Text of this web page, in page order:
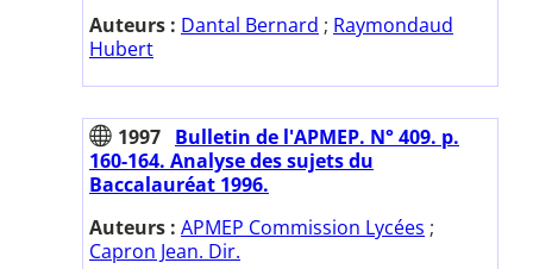
Auteurs : Dantal Bernard ; Raymondaud
Hubert
1997 Bulletin de l'APMEP. N° 409. p.
160-164. Analyse des sujets du
Baccalauréat 1996.
Auteurs : APMEP Commission Lycées ;
Capron Jean. Dir.